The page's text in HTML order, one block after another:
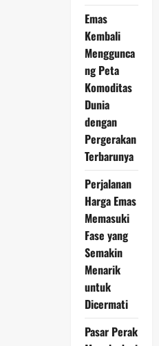
Emas
Kembali
Menggunca
ng Peta
Komoditas
Dunia
dengan
Pergerakan
Terbarunya
Perjalanan
Harga Emas
Memasuki
Fase yang
Semakin
Menarik
untuk
Dicermati
Pasar Perak